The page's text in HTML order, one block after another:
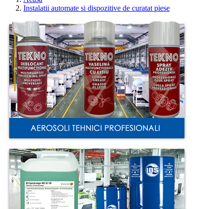
Instalatii automate si dispozitive de curatat piese